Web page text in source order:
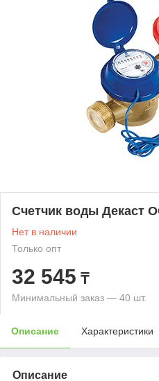
Счетчик воды Декаст
Нет в наличии
Только опт
32 545 ₸
Минимальный заказ — 40 шт.
Описание Характеристики
Описание